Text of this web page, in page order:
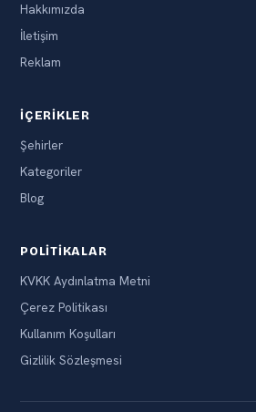
Hakkımızda
İletişim
Reklam
İÇERIKLER
Şehirler
Kategoriler
Blog
POLITIKALAR
KVKK Aydınlatma Metni
Çerez Politikası
Kullanım Koşulları
Gizlilik Sözleşmesi